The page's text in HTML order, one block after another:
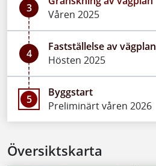
3
Våren 2025
4
Fastställelse av vägplan
Hösten 2025
5
Byggstart
Preliminärt våren 2026
Översiktskarta